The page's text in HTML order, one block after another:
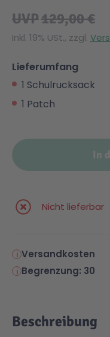
UVP129,00 €
Inkl. 19% USt., zzgl.
Lieferumfang
1 Schulrucksack
1 Patch
In
Nicht lieferbar
Versandkosten
Begrenzung: 30
Beschreibung